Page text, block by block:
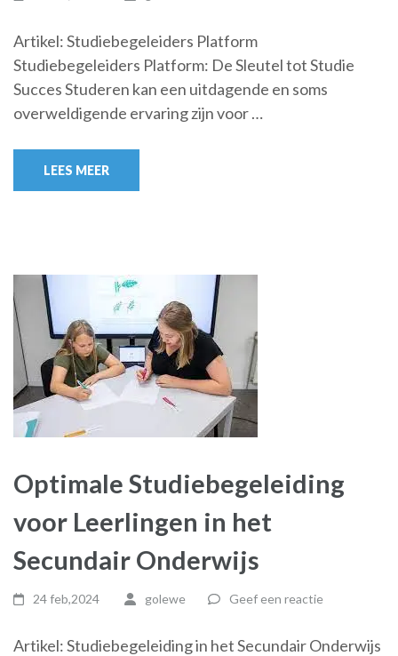
Artikel: Studiebegeleiders Platform
Studiebegeleiders Platform: De Sleutel tot Studie
Succes Studeren kan een uitdagende en soms
overweldigende ervaring zijn voor …
LEES MEER
Optimale Studiebegeleiding
voor Leerlingen in het
Secundair Onderwijs
24 feb,2024 golewe Geef een reactie
Artikel: Studiebegeleiding in het Secundair Onderwijs